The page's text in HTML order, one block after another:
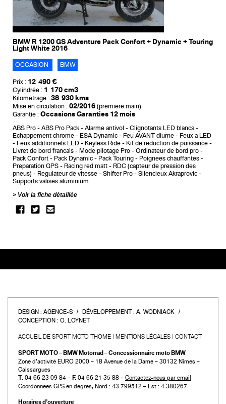
BMW R 1200 GS Adventure Pack Confort + Dynamic + Touring
Light White 2016
OCCASION BMW
Prix : 12 490 €
Cylindrée : 1 170 cm3
Kilométrage : 38 930 kms
Mise en circulation : 02/2016 (première main)
Garantie : Occasions Garanties 12 mois
ABS Pro ABS Pro Pack Alarme antivol
Clignotants LED blancs
Echappement chrome
ESA Dynamic Feu AVANT diurne
Feux a LED
Feux additionnels LED
Keyless Ride
Kit de reduction de puissance
Livret de bord francais
Mode pilotage Pro
Ordinateur de bord pro
Pack Confort
Pack Dynamic Pack Touring
Poignees chauffantes
Preparation GPS
Racing red matt
RDC (capteur de pression des
pneus)
Regulateur de vitesse Shifter Pro
Silencieux Akraprovic
Supports valises aluminium
Voir la fiche détaillée
DESIGN : AGENCE-S DÉVELOPPEMENT : A. WODNIACK
CONCEPTION : O. LOYNET
ACCUEIL DE SPORT MOTO THOME MENTIONS LÉGALES CONTACT
SPORT MOTO – BMW Motorrad – Concessionnaire moto BMW
Zone d’activité EURO 2000 – 18 Avenue de la Dame – 30132 Nîmes –
Caissargues
T. 04 66 23 09 84 – F. 04 66 21 35 88 – Contactez-nous par email
Coordonnées GPS en degrés, Nord : 43.799512 – Est : 4.380267
Horaires d’ouverture